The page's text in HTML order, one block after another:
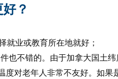
？
就业或教育所在地就好；
也不错的。由于加拿大国土
对老年人非常不友好。如果